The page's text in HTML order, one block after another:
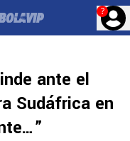
?
ante el
Sudáfrica en